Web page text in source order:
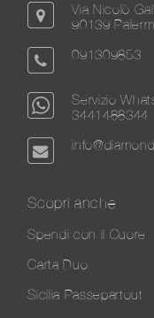
Via Nicolò
90139
091309853
Servizio
3441488344
Scopri anche
Spendi con il Cuore
Carta Duo
Sicilia Passepartout